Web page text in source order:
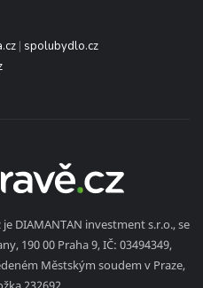
| spolubydlo.cz
DIAMANTAN investment s.r.o., se
190 00 Praha 9, IČ: 03494349,
Městským soudem v Praze,